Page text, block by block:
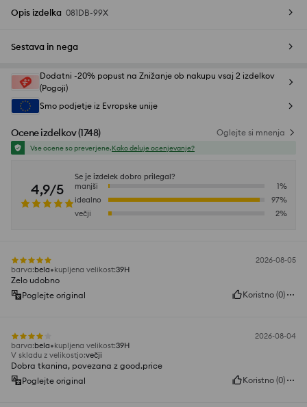
Opis izdelka 081DB-99X
Sestava in nega
Dodatni -20% popust na Znižanje ob nakupu vsaj 2 izdelkov
(Pogoji)
Smo podjetje iz Evropske unije
Ocene izdelkov(1748) Oglejte si mnenja
Vse ocene so preverjene.Kako deluje ocenjevanje?
4,9/5
Se je izdelek dobro prilegal?
manjši
1%
idealno
97%
večji
2%
2026-08-05
barva:bela kupljena velikost:39H
Zelo udobno
Poglejte original
Koristno (0)
2026-08-04
barva:bela kupljena velikost:39H
V skladu z velikostjo:večji
Dobra tkanina, povezana z good.price
Poglejte original
Koristno (0)